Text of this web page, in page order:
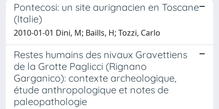
Pontecosi: un site aurignacien en Toscane
(Italie)
2010-01-01 Dini, M; Baills, H; Tozzi, Carlo
Restes humains des nivaux Gravettiens
de la Grotte Paglicci (Rignano
Garganico): contexte archeologique,
étude anthropologique et notes de
paleopathologie